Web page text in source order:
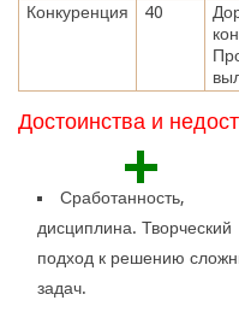
Конкуренция
40
Достоинства и
+
Сработанность,
дисциплина. Творческий
подход к решению
задач.